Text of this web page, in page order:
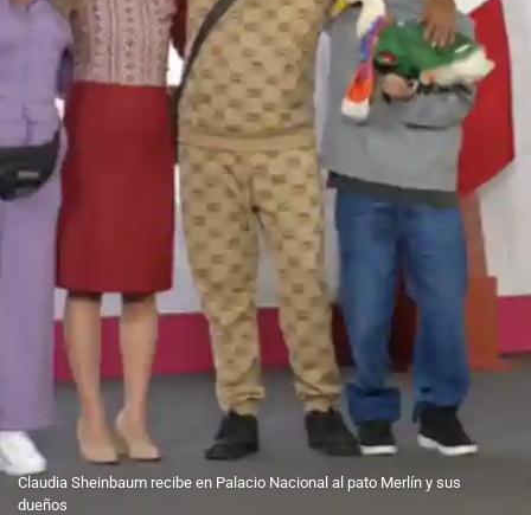
Claudia Sheinbaum recibe en Palacio Nacional al pato Merlín y sus
dueños